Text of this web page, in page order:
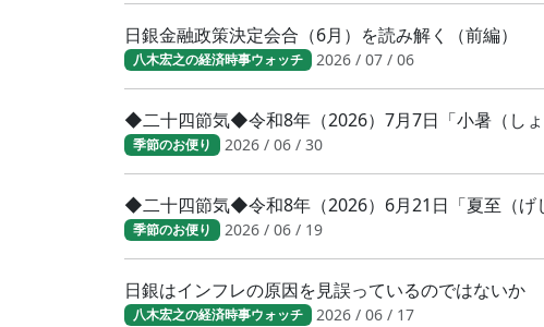
日銀金融政策決定会合（6月）を読み解く（前編）
八木宏之の経済時事ウォッチ 2026 / 07 / 06
◆二十四節気◆令和8年（2026）7月7日「小暑（し
季節のお便り 2026 / 06 / 30
◆二十四節気◆令和8年（2026）6月21日「夏至（
季節のお便り 2026 / 06 / 19
日銀はインフレの原因を見誤っているのではないか
八木宏之の経済時事ウォッチ 2026 / 06 / 17